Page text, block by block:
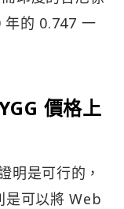
的 0.747 一
價格上
明是可行的，
是可以將 Web